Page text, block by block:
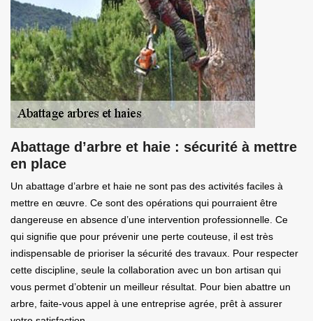
Abattage d’arbre et haie : sécurité à mettre
en place
Un abattage d’arbre et haie ne sont pas des activités faciles à
mettre en œuvre. Ce sont des opérations qui pourraient être
dangereuse en absence d’une intervention professionnelle. Ce
qui signifie que pour prévenir une perte couteuse, il est très
indispensable de prioriser la sécurité des travaux. Pour respecter
cette discipline, seule la collaboration avec un bon artisan qui
vous permet d’obtenir un meilleur résultat. Pour bien abattre un
arbre, faite-vous appel à une entreprise agrée, prêt à assurer